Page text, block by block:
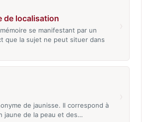
de localisation
se manifestant par un
que la sujet ne peut situer dans
de jaunisse. Il correspond à
jaune de la peau et des…